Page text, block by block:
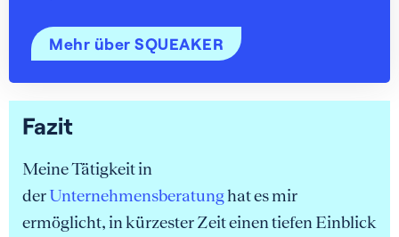
Mehr über SQUEAKER
Fazit
Meine Tätigkeit in
derUnternehmensberatunghat es mir
ermöglicht, in kürzester Zeit einen tiefen Einblick